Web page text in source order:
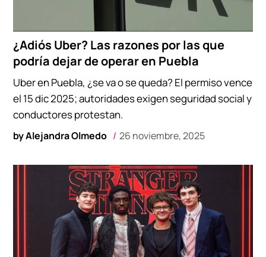
¿Adiós Uber? Las razones por las que
podría dejar de operar en Puebla
byAlejandra Olmedo 26 noviembre, 2025
Uber en Puebla, ¿se va o se queda? El permiso vence
el 15 dic 2025; autoridades exigen seguridad social y
conductores protestan.